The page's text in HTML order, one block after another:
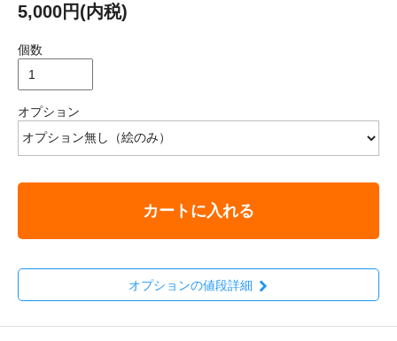
5,000円(内税)
個数
オプション
カートに入れる
オプションの値段詳細